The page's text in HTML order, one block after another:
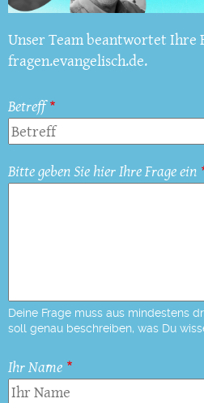
Unser Team beantwortet Ihre
fragen.evangelisch.de.
Betreff
Bitte geben Sie hier Ihre Frage ein
Deine Frage muss aus mindestens
soll genau beschreiben, was Du
Ihr Name